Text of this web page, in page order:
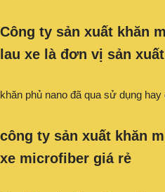
Công ty sản xuất khăn
lau xe là đơn vị sản
khăn phủ nano đã qua sử dụng
công ty sản xuất khăn
xe microfiber giá rẻ